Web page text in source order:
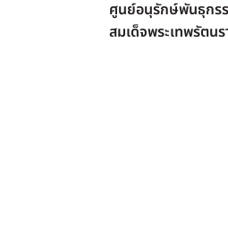
ศูนย์อนุรักษ์พันธุกร
สมเด็จพระเทพรัตน